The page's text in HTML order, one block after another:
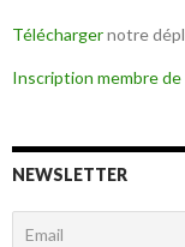
Téléchargernotre
Inscription membre
NEWSLETTER